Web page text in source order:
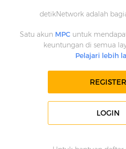
detikNetwork adalah
Satu akun MPC untuk
keuntungan di semua
Pelajari lebih
REGISTER
LOGIN